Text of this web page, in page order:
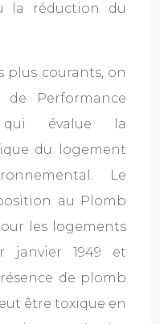
la réduction du
plus courants, on
Performance
qui évalue la
du logement
Le
au Plomb
les logements
janvier 1949 et
de plomb
être toxique en